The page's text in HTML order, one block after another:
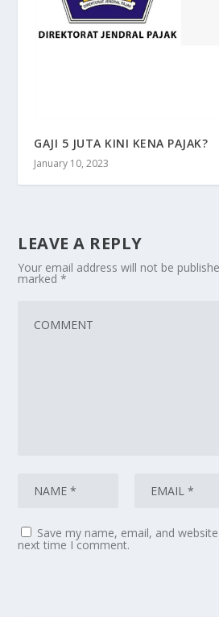
GAJI 5 JUTA KINI KENA PAJAK?
January 10, 2023
LEAVE A REPLY
Your email address will not be
marked*
Save my name, email, and
next time I comment.